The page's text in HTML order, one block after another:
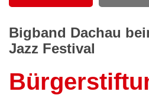
Bigband Dachau
Jazz Festival